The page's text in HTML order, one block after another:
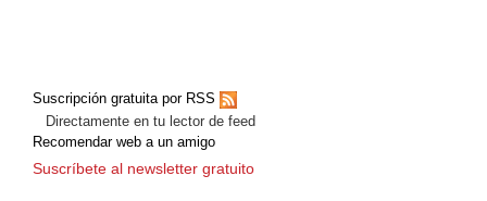
Suscripción gratuita por RSS
Directamente en tu lector de feed
Recomendar web a un amigo
Suscríbete al newsletter gratuito